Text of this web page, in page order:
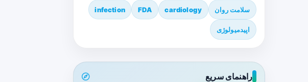
سلامت روان cardiology
FDA
infection
اپیدمیولوژی
راهنمای سریع